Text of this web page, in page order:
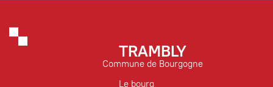
TRAMBLY
Commune de Bourgogne
Le bourg